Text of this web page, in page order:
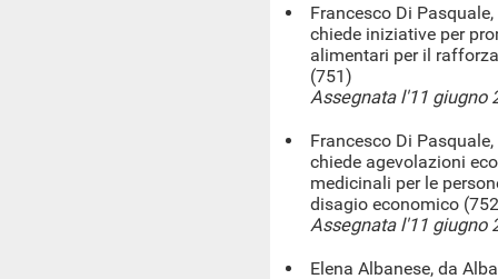
Francesco Di
chiede iniziative per
alimentari per il
(751)
Assegnata l'11 giugno
Francesco Di
chiede agevolazioni
medicinali per le
disagio economico
Assegnata l'11 giugno
Elena Albanese, da